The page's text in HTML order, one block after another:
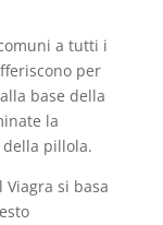
a tutti i
per
base della
la
della pillola.
si basa